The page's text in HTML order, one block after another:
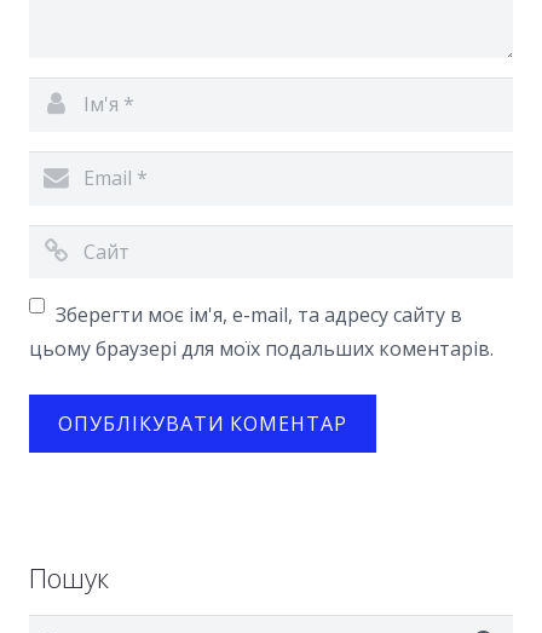
Зберегти моє ім'я, e-mail, та адресу сайту в
цьому браузері для моїх подальших коментарів.
Пошук